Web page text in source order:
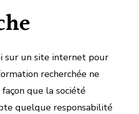
sur un site internet pour
recherchée ne
que la société
quelque responsabilité